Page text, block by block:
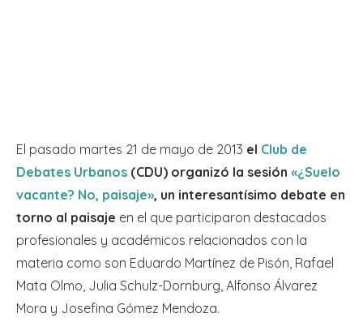
El pasado martes 21 de mayo de 2013 el Club de
Debates Urbanos (CDU) organizó la sesión «¿Suelo
vacante? No, paisaje», un interesantísimo debate en
torno al paisaje en el que participaron destacados
profesionales y académicos relacionados con la
materia como son Eduardo Martínez de Pisón, Rafael
Mata Olmo, Julia Schulz-Dornburg, Alfonso Álvarez
Mora y Josefina Gómez Mendoza.